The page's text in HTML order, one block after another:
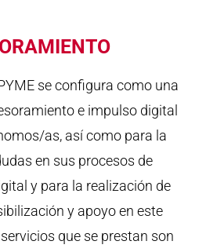
se configura como una
e impulso digital
as, así como para la
en sus procesos de
y para la realización de
y apoyo en este
que se prestan son